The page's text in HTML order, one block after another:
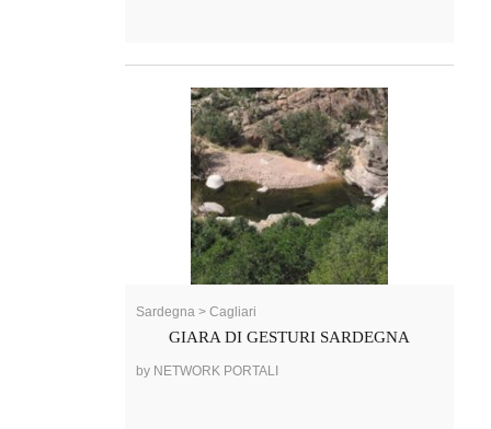
Sardegna > Cagliari
GIARA DI GESTURI SARDEGNA
by NETWORK PORTALI